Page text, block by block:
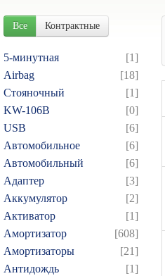
Все Контрактные
5-минутная
[1]
Airbag
[18]
Cтояночный
[1]
KW-106B
[0]
USB
[6]
Автомобильное
[6]
Автомобильный
[6]
Адаптер
[3]
Аккумулятор
[2]
Активатор
[1]
Амортизатор
[608]
Амортизаторы
[21]
Антидождь
[1]